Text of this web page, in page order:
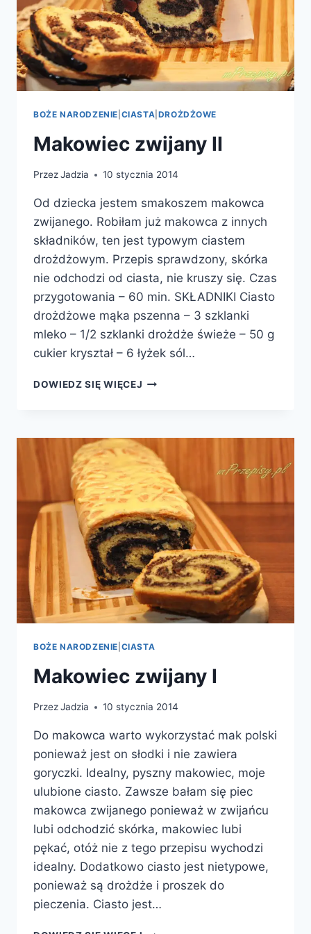
BOŻE NARODZENIE CIASTA DROŻDŻOWE
Makowiec zwijany II
PrzezJadzia 10 stycznia 2014
Od dziecka jestem smakoszem makowca
zwijanego. Robiłam już makowca z innych
składników, ten jest typowym ciastem
drożdżowym. Przepis sprawdzony, skórka
nie odchodzi od ciasta, nie kruszy się. Czas
przygotowania – 60 min. SKŁADNIKI Ciasto
drożdżowe mąka pszenna – 3 szklanki
mleko – 1/2 szklanki drożdże świeże – 50 g
cukier kryształ – 6 łyżek sól…
DOWIEDZ SIĘ WIĘCEJ MAKOWIEC
BOŻE NARODZENIE CIASTA
Makowiec zwijany I
PrzezJadzia 10 stycznia 2014
Do makowca warto wykorzystać mak polski
ponieważ jest on słodki i nie zawiera
goryczki. Idealny, pyszny makowiec, moje
ulubione ciasto. Zawsze bałam się piec
makowca zwijanego ponieważ w zwijańcu
lubi odchodzić skórka, makowiec lubi
pękać, otóż nie z tego przepisu wychodzi
idealny. Dodatkowo ciasto jest nietypowe,
ponieważ są drożdże i proszek do
pieczenia. Ciasto jest…